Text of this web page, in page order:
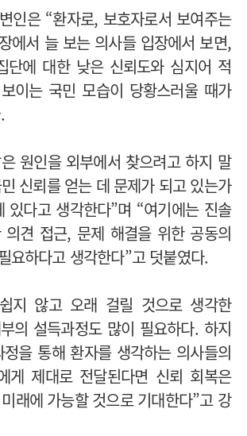
인은 “환자로, 보호자로서 보여주는
에서 늘 보는 의사들 입장에서 보면,
단에 대한 낮은 신뢰도와 심지어 적
이는 국민 모습이 당황스러울 때가
원인을 외부에서 찾으려고 하지 말
신뢰를 얻는 데 문제가 되고 있는가
있다고 생각한다”며 “여기에는 진솔
견 접근, 문제 해결을 위한 공동의
요하다고 생각한다”고 덧붙였다.
지 않고 오래 걸릴 것으로 생각한
의 설득과정도 많이 필요하다. 하지
을 통해 환자를 생각하는 의사들의
게 제대로 전달된다면 신뢰 회복은
래에 가능할 것으로 기대한다”고 강